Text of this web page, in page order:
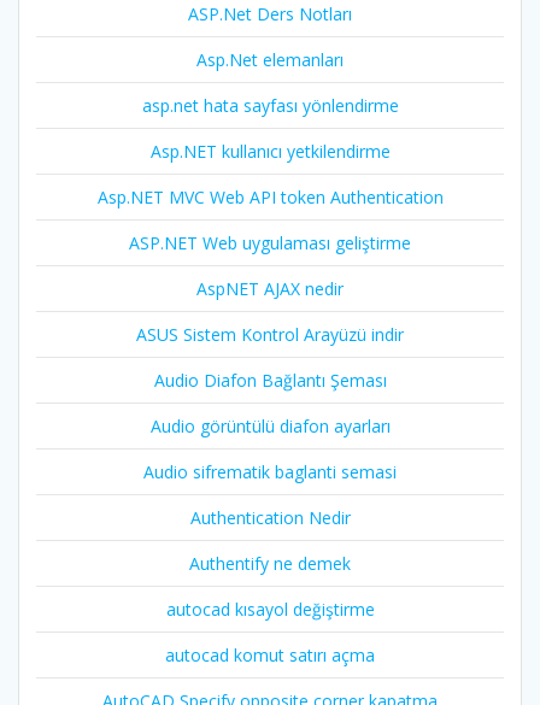
ASP.Net Ders Notları
Asp.Net elemanları
asp.net hata sayfası yönlendirme
Asp.NET kullanıcı yetkilendirme
Asp.NET MVC Web API token Authentication
ASP.NET Web uygulaması geliştirme
AspNET AJAX nedir
ASUS Sistem Kontrol Arayüzü indir
Audio Diafon Bağlantı Şeması
Audio görüntülü diafon ayarları
Audio sifrematik baglanti semasi
Authentication Nedir
Authentify ne demek
autocad kısayol değiştirme
autocad komut satırı açma